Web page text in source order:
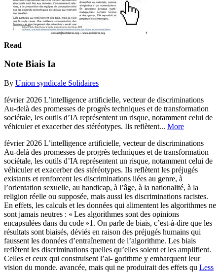
Read
Note Biais Ia
By Union syndicale Solidaires
février 2026 L’intelligence artificielle, vecteur de discriminations
Au-delà des promesses de progrès techniques et de transformation
sociétale, les outils d’IA représentent un risque, notamment celui de
véhiculer et exacerber des stéréotypes. Ils reflètent... More
février 2026 L’intelligence artificielle, vecteur de discriminations
Au-delà des promesses de progrès techniques et de transformation
sociétale, les outils d’IA représentent un risque, notamment celui de
véhiculer et exacerber des stéréotypes. Ils reflètent les préjugés
existants et renforcent les discriminations liées au genre, à
l’orientation sexuelle, au handicap, à l’âge, à la nationalité, à la
religion réelle ou supposée, mais aussi les discriminations racistes.
En effets, les calculs et les données qui alimentent les algorithmes ne
sont jamais neutres : « Les algorithmes sont des opinions
encapsulées dans du code »1. On parle de biais, c’est-à-dire que les
résultats sont biaisés, déviés en raison des préjugés humains qui
faussent les données d’entraînement de l’algorithme. Les biais
reflètent les discriminations quelles qu’elles soient et les amplifient.
Celles et ceux qui construisent l’al- gorithme y embarquent leur
vision du monde. avancée, mais qui ne produirait des effets qu Less